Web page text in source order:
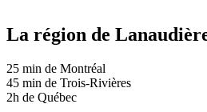
La région de
25 min de Montréal
45 min de Trois-Rivières
2h de Québec